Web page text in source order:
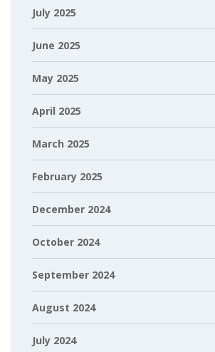
July 2025
June 2025
May 2025
April 2025
March 2025
February 2025
December 2024
October 2024
September 2024
August 2024
July 2024